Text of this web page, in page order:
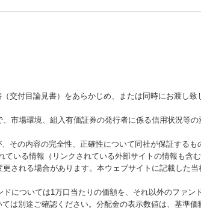
交付目論見書）をあらかじめ、または同時にお渡し致
市場環境、組入有価証券の発行者に係る信用状況等
その内容の完全性、正確性について同社が保証するも
いる情報（リンクされている外部サイトの情報も含
される場合があります。本ウェブサイトに記載した
については1万口当たりの価額を、それ以外のファン
は別途ご確認ください。分配金の表示数値は、基準